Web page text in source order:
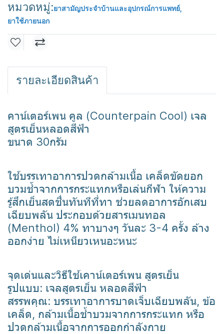
หมวดหมู่:ยาสามัญประจำบ้านและอุปกรณ์การแพทย์
ยาใช้ภายนอก
รายละเอียดสินค้า
คาน์เตอร์เพน คูล (Counterpain Cool) เจล
สูตรเย็นหลอดสีฟ้า
ขนาด 30กรัม
ใช้บรรเทาอาการปวดกล้ามเนื้อ เคล็ดขัดยอก
บวมช้ำจากการกระแทกหรือเล่นกีฬา ให้ความ
รู้สึกเย็นสดชื่นทันทีที่ทา ช่วยลดอาการอักเสบ
เฉียบพลัน ประกอบด้วยสารเมนทอล
(Menthol) 4% ทาบางๆ วันละ 3-4 ครั้ง ล้าง
ออกง่าย ไม่เหนียวเหนอะหนะ
จุดเด่นและวิธีใช้เคาน์เตอร์เพน สูตรเย็น
รูปแบบ: เจลสูตรเย็น หลอดสีฟ้า
สรรพคุณ: บรรเทาอาการบาดเจ็บเฉียบพลัน, ข้อ
เคล็ด, กล้ามเนื้อช้ำบวมจากการกระแทก หรือ
ปวดกล้ามเนื้อจากการออกกำลังกาย